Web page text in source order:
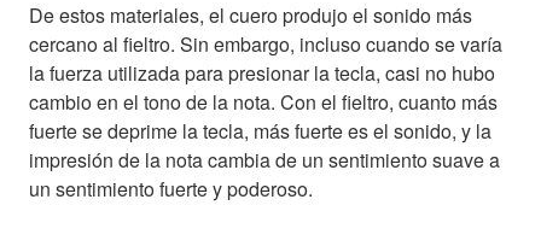
De estos materiales, el cuero produjo el sonido más
cercano al fieltro. Sin embargo, incluso cuando se varía
la fuerza utilizada para presionar la tecla, casi no hubo
cambio en el tono de la nota. Con el fieltro, cuanto más
fuerte se deprime la tecla, más fuerte es el sonido, y la
impresión de la nota cambia de un sentimiento suave a
un sentimiento fuerte y poderoso.